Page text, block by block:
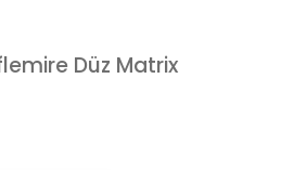
Düz Matrix